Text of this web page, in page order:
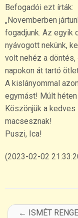
Befogadói ezt írták:
„Novemberben
fogadjunk. Az egyik
nyávogott nekünk,
volt nehéz a
napokon át tartó
A kislányommal
egymást! Múlt
Köszönjük a
macsesznak!
Puszi, Ica!
(2023-02-02
← ISMÉT